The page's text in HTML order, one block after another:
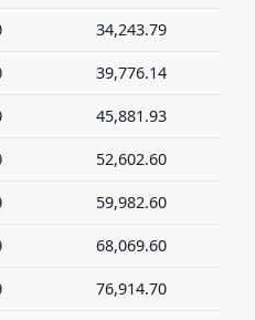
34,243.79
39,776.14
45,881.93
52,602.60
59,982.60
68,069.60
76,914.70